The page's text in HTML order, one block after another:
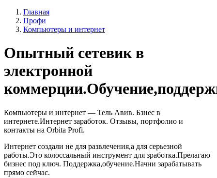
Главная
Профи
Компьютеры и интернет
Опытный сетевик в
электронной
Компьютеры и интернет — Тель Авив. Бзнес в
интернете.Интернет заработок. Отзывы, портфолио и
контакты на Orbita Profi.
Интернет создали не для развлечения,а для серьезной
работы.Это колоссальный инструмент для зработка.Прелагаю
бизнес под ключ. Поддержка,обучение.Начни зарабатывать
прямо сейчас.